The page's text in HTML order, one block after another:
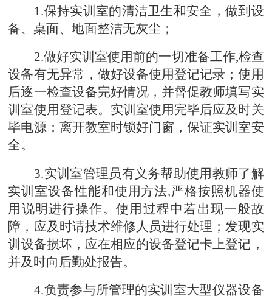
1.保持实训室的清洁卫生和安全 ，做到设
备、桌面、地面整洁无灰尘；
2.做好实训室使用前的一切准备工作,检查
设备有无异常，做好设备使用登记记录；使用
后逐一检查设备完好情况，并督促教师填写实
训室使用登记表。实训室使用完毕后应及时关
毕电源；离开教室时锁好门窗，保证实训室安
全。
3.实训室管理员有义务帮助使用教师了解
实训室设备性能和使用方法,严格按照机器使
用说明进行操作。使用过程中若出现一般故
障，应及时请技术维修人员进行处理；发现实
训 设备损坏，应在相应的设备登记卡上登记，
并及时向 后勤处报告。
4.负责参与所管理的实训室大型仪器设备